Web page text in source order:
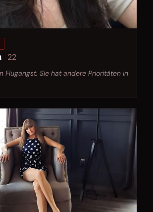
22
Flugangst. Sie hat andere Prioritäten in